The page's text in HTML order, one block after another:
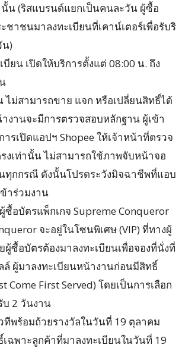
น (ริสแบรนด์แยกเป็นคนละวัน ผู้ซื้อ
ชาชนมาลงทะเบียนที่เคาน์เตอร์เพื่อรับริ
น)
บียน เปิดให้บริการตั้งแต่ 08:00 น. ถึง
ไม่สามารถขาย แจก หรือเปลี่ยนสิทธิ์ได้
านจะมีการตรวจสอบหลักฐาน ผู้เข้า
รเปิดแอปฯ Shopee ให้เจ้าหน้าที่ตรวจ
งเท่านั้น ไม่สามารถใช้ภาพจับหน้าจอ
นทุกกรณี ดังนั้นโปรดระวังมิจฉาชีพที่แอบ
าร่วมงาน
ซื้อบัตรแพ็กเกจ Supreme Conqueror
จะอยู่ในโซนพิเศษ (VIP) ที่ทางผู้
ผู้ซื้อบัตรต้องมาลงทะเบียนเพื่อจองที่นั่งที่
ล์ ผู้มาลงทะเบียนหน้างานก่อนมีสิทธิ์
Come First Served) โดยเป็นการเลือก
บ 2 วันงาน
ทีพร้อมถ้วยรางวัลในวันที่ 19 ตุลาคม
ฉพาะลูกค้าที่มาลงทะเบียนในวันที่ 19